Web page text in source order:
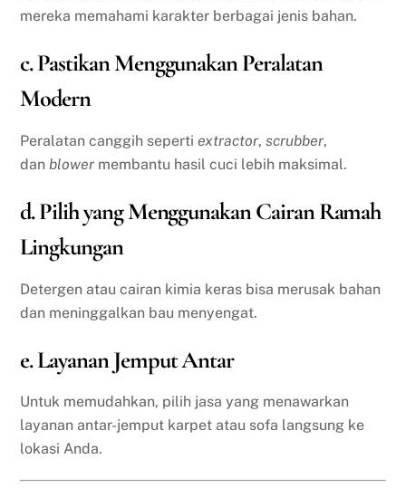
mereka memahami karakter berbagai jenis bahan.
c. Pastikan Menggunakan Peralatan
Modern
Peralatan canggih sepertiextractor,scrubber,
dan blower membantu hasil cuci lebih maksimal.
d. Pilih yang Menggunakan Cairan Ramah
Lingkungan
Detergen atau cairan kimia keras bisa merusak bahan
dan meninggalkan bau menyengat.
e. Layanan Jemput Antar
Untuk memudahkan, pilih jasa yang menawarkan
layanan antar-jemput karpet atau sofa langsung ke
lokasi Anda.